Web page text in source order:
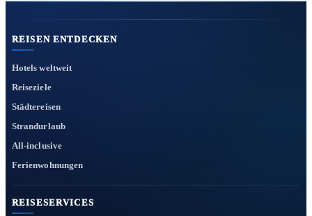
REISEN ENTDECKEN
Hotels weltweit
Reiseziele
Städtereisen
Strandurlaub
All-inclusive
Ferienwohnungen
REISESERVICES